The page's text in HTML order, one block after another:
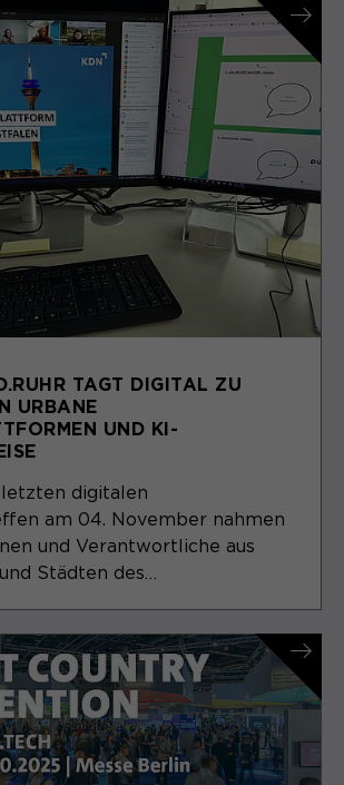
TAGT DIGITAL ZU
URBANE
UND KI-
digitalen
am 04. November nahmen
und Verantwortliche aus
Städten des…